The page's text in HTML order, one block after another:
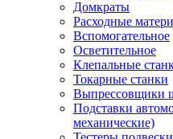
Домкраты
Расходные
Вспомогательное
Осветительное
Клепальные
Токарные станки
Выпрессовщики
Подставки
механические)